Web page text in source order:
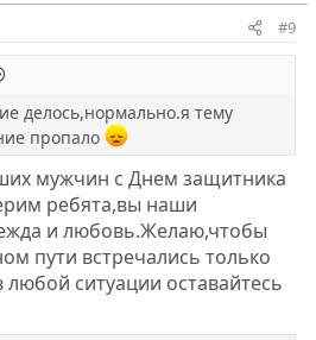
#9
делось,нормально.я тему
пропало
мужчин с Днем защитника
ребята,вы наши
и любовь.Желаю,чтобы
пути встречались только
ситуации оставайтесь